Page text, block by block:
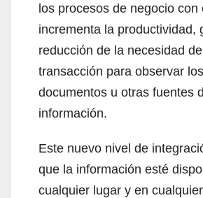
los procesos de negocio con
incrementa la productividad,
reducción de la necesidad
transacción para observar los
documentos u otras fuentes
información.
Este nuevo nivel de
que la información esté
cualquier lugar y en